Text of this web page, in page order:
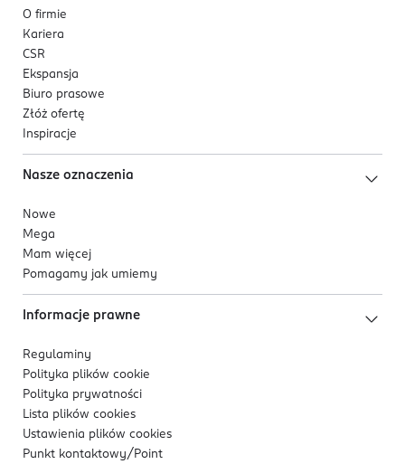
O firmie
Kariera
CSR
Ekspansja
Biuro prasowe
Złóż ofertę
Inspiracje
Nasze oznaczenia
Nowe
Mega
Mam więcej
Pomagamy jak umiemy
Informacje prawne
Regulaminy
Polityka plików cookie
Polityka prywatności
Lista plików cookies
Ustawienia plików cookies
Punkt kontaktowy/ Point